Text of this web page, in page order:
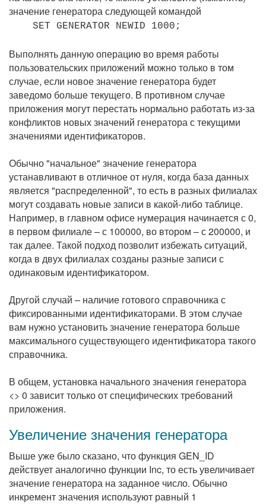
значение генератора следующей командой
SET GENERATOR NEWID 1000;
Выполнять данную операцию во время работы
пользовательских приложений можно только в том
случае, если новое значение генератора будет
заведомо больше текущего. В противном случае
приложения могут перестать нормально работать из-за
конфликтов новых значений генератора с текущими
значениями идентификаторов.
Обычно "начальное" значение генератора
устанавливают в отличное от нуля, когда база данных
является "распределенной", то есть в разных филиалах
могут создавать новые записи в какой-либо таблице.
Например, в главном офисе нумерация начинается с 0,
в первом филиале – с 100000, во втором – с 200000, и
так далее. Такой подход позволит избежать ситуаций,
когда в двух филиалах созданы разные записи с
одинаковым идентификатором.
Другой случай – наличие готового справочника с
фиксированными идентификаторами. В этом случае
вам нужно установить значение генератора больше
максимального существующего идентификатора такого
справочника.
В общем, установка начального значения генератора
<> 0 зависит только от специфических требований
приложения.
Увеличение значения генератора
Выше уже было сказано, что функция GEN_ID
действует аналогично функции Inc, то есть увеличивает
значение генератора на заданное число. Обычно
инкремент значения используют равный 1